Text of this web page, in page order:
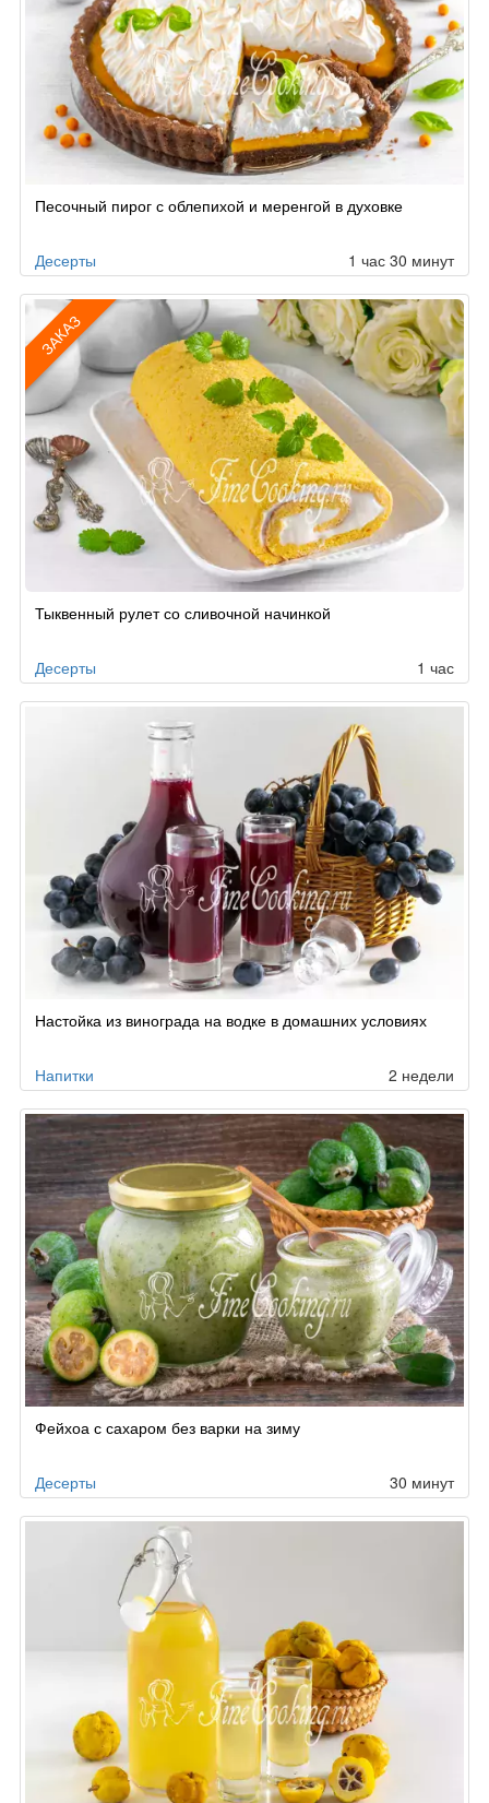
Песочный пирог с облепихой и меренгой в духовке
Десерты 1 час 30 минут
ЗАКАЗ
по
Тыквенный рулет со сливочной начинкой
Десерты 1 час
Настойка из винограда на водке в домашних условиях
Напитки 2 недели
Фейхоа с сахаром без варки на зиму
Десерты 30 минут